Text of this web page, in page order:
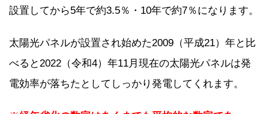
設置してから5年で約3.5％・10年で約7％になります。
太陽光パネルが設置され始めた2009（平成21）年と比
べると2022（令和4）年11月現在の太陽光パネルは発
電効率が落ちたとしてしっかり発電してくれます。